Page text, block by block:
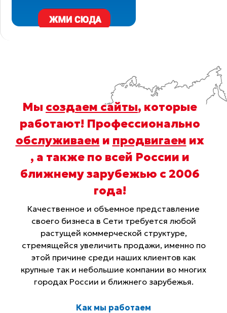
Мы создаем сайты, которые
работают! Профессионально
обслуживаем и продвигаем их
, а также по всей России и
ближнему зарубежью с 2006
года!
Качественное и объемное представление
своего бизнеса в Сети требуется любой
растущей коммерческой структуре,
стремящейся увеличить продажи, именно по
этой причине среди наших клиентов как
крупные так и небольшие компании во многих
городах России и ближнего зарубежья.
Как мы работаем